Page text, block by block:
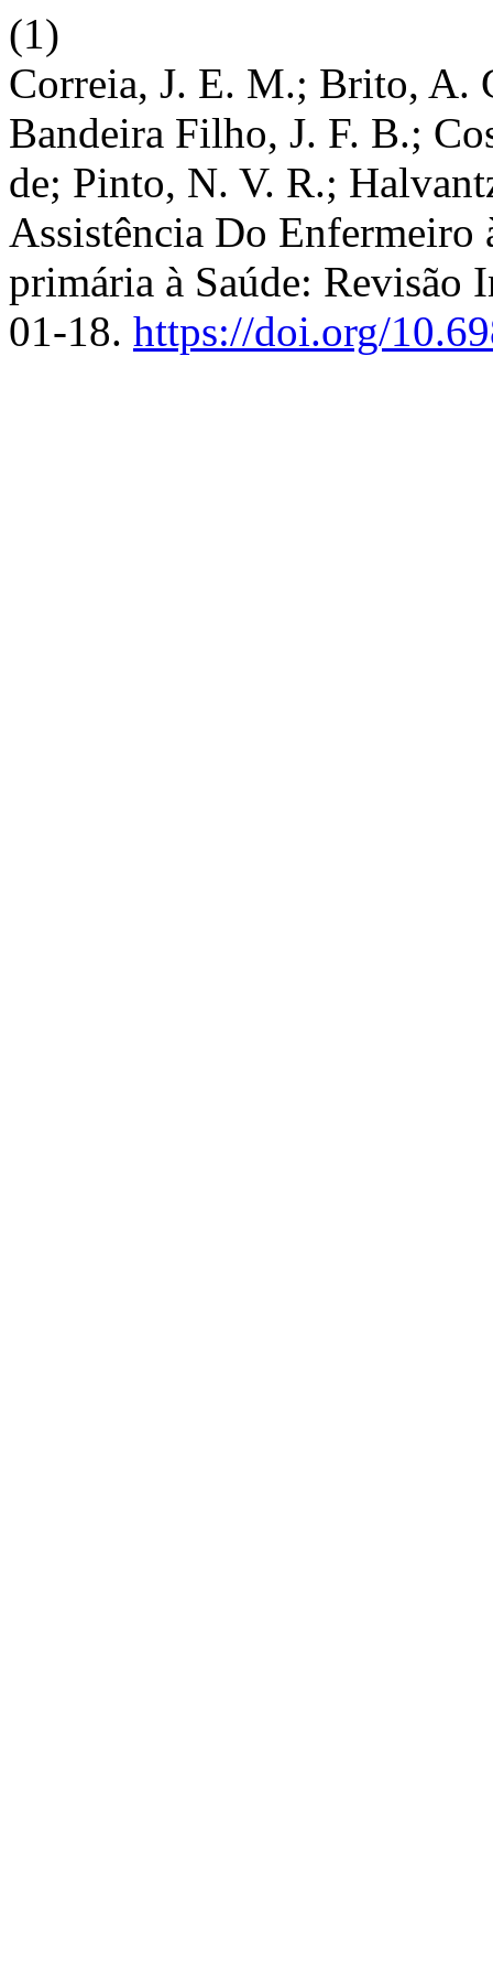
(1)
Correia, J. E. M.; Brito, A.
Bandeira Filho, J. F. B.;
de; Pinto, N. V. R.;
Assistência Do Enfermeiro
primária à Saúde: Revisão
01-18. https://doi.org/